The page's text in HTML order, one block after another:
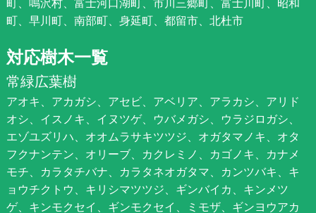
町、早川町、南部町、身延町、都留市、北杜市
対応樹木一覧
常緑広葉樹
アオキ、アカガシ、アセビ、アベリア、アラカシ、アリド
オシ、イスノキ、イヌツゲ、ウバメガシ、ウラジロガシ、
エゾユズリハ、オオムラサキツツジ、オガタマノキ、オタ
フクナンテン、オリーブ、カクレミノ、カゴノキ、カナメ
モチ、カラタチバナ、カラタネオガタマ、カンツバキ、キ
ョウチクトウ、キリシマツツジ、ギンバイカ、キンメツ
ゲ、キンモクセイ、ギンモクセイ、ミモザ、ギンヨウアカ